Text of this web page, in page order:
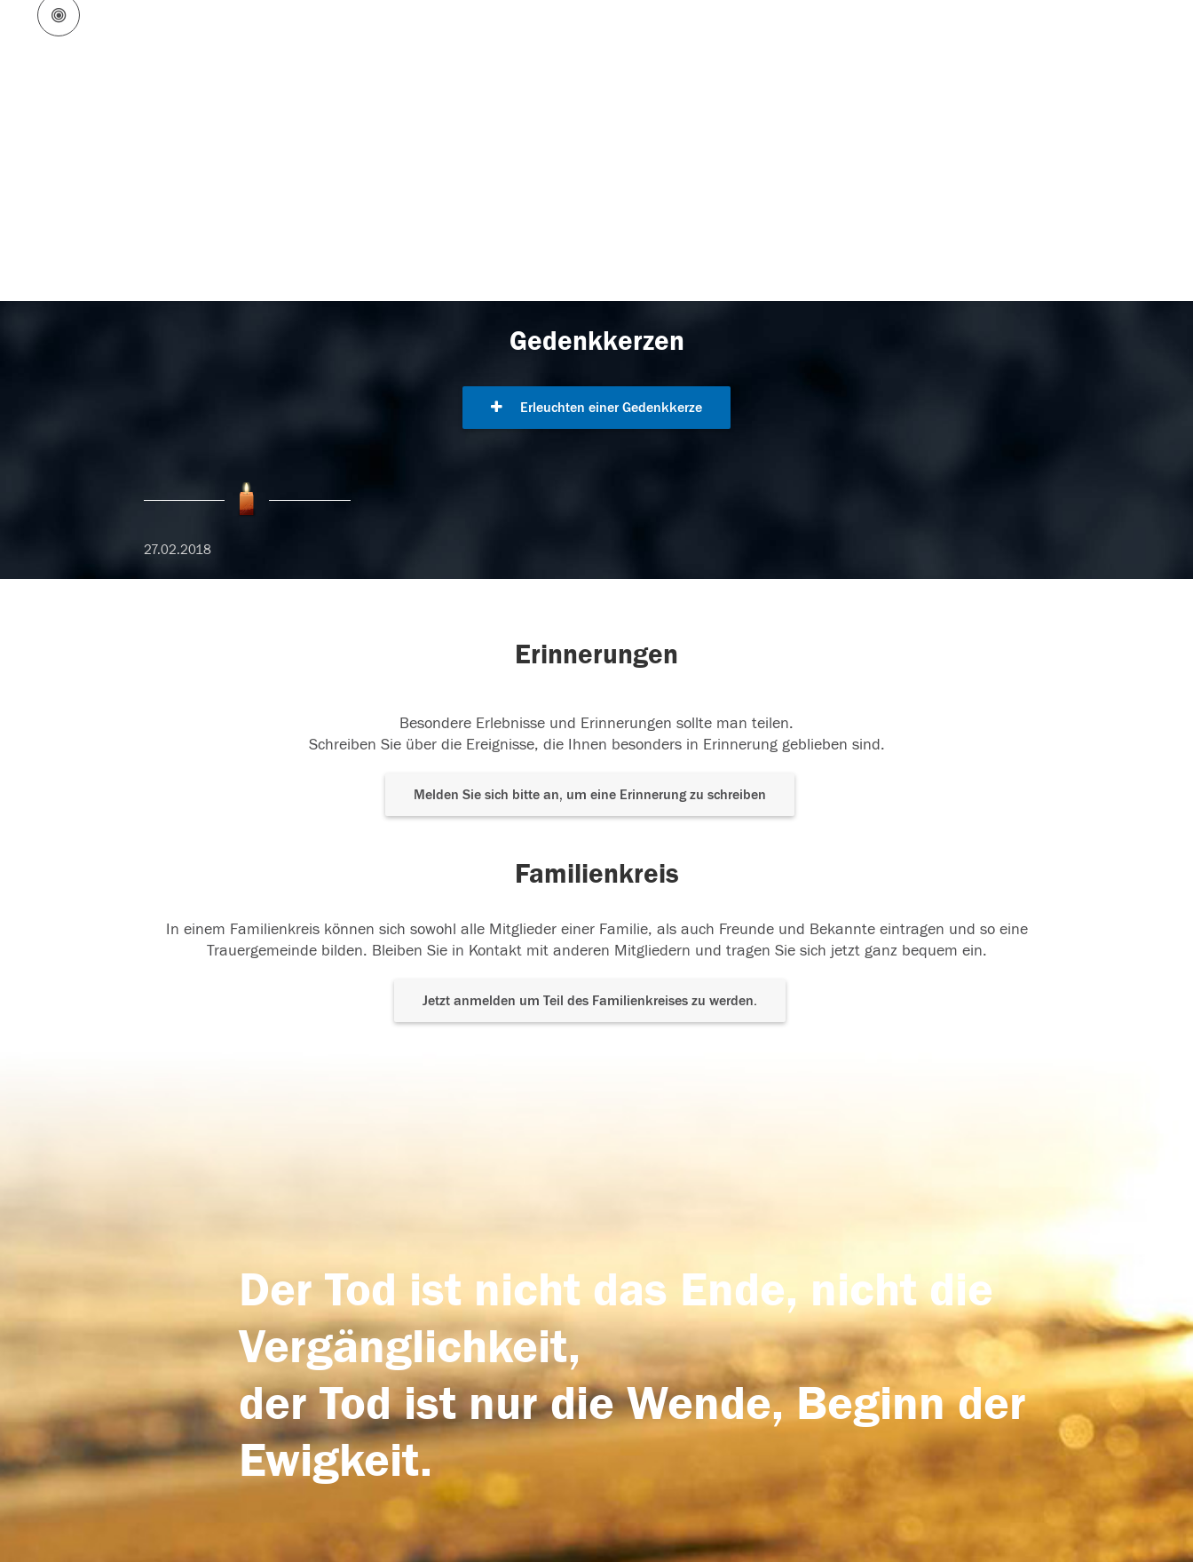
Gedenkkerzen
Erleuchten einer Gedenkkerze
27.02.2018
Erinnerungen
Besondere Erlebnisse und Erinnerungen sollte man teilen.
Schreiben Sie über die Ereignisse, die Ihnen besonders in Erinnerung geblieben sind.
Melden Sie sich bitte an, um eine Erinnerung zu schreiben
Familienkreis
In einem Familienkreis können sich sowohl alle Mitglieder einer Familie, als auch Freunde und Bekannte eintragen und so eine
Trauergemeinde bilden. Bleiben Sie in Kontakt mit anderen Mitgliedern und tragen Sie sich jetzt ganz bequem ein.
Jetzt anmelden um Teil des Familienkreises zu werden.
Der Tod ist nicht das Ende, nicht die
Vergänglichkeit,
der Tod ist nur die Wende, Beginn der
Ewigkeit.